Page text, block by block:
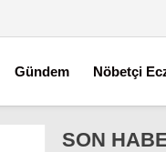
Gündem Nöbetçi
SON